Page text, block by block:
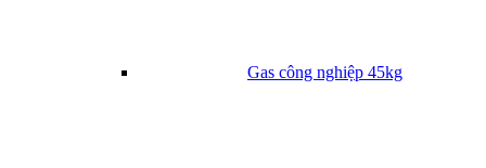
Gas công nghiệp 45kg